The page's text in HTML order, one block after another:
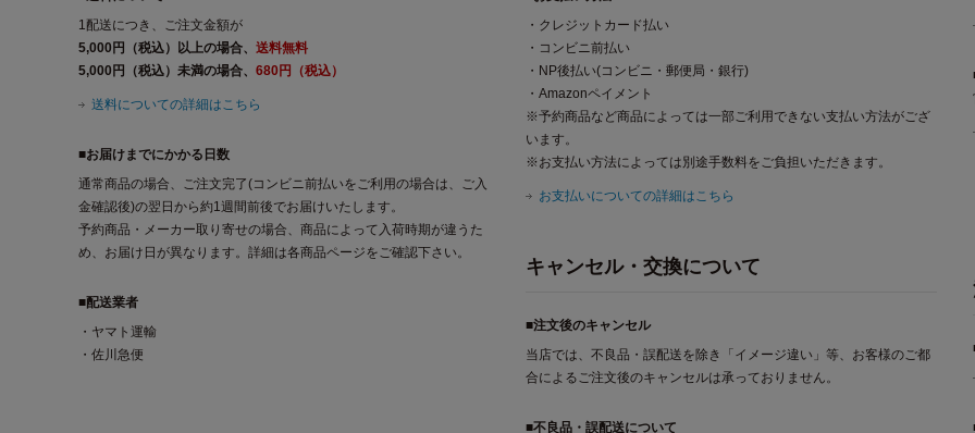
1配送につき、ご注文金額が
5,000円（税込）以上の場合、 送料無料
5,000円（税込）未満の場合、 680円（税込）
送料についての詳細はこちら
■お届けまでにかかる日数
通常商品の場合、ご注文完了(コンビニ前払いをご利用の場合は、ご入
金確認後)の翌日から約1週間前後でお届けいたします。
予約商品・メーカー取り寄せの場合、商品によって入荷時期が違うた
め、お届け日が異なります。詳細は各商品ページをご確認下さい。
■配送業者
・ヤマト運輸
・佐川急便
・クレジットカード払い
・コンビニ前払い
・NP後払い(コンビニ・郵便局・銀行)
・Amazonペイメント
※予約商品など商品によっては一部ご利用できない支払い方法がござ
います。
※お支払い方法によっては別途手数料をご負担いただきます。
お支払いについての詳細はこちら
キャンセル・交換について
■注文後のキャンセル
当店では、不良品・誤配送を除き「イメージ違い」等、お客様のご都
合によるご注文後のキャンセルは承っておりません。
■不良品・誤配送について